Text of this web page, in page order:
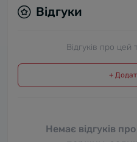
Відгуки
Відгуків про
+
Немає відгуків